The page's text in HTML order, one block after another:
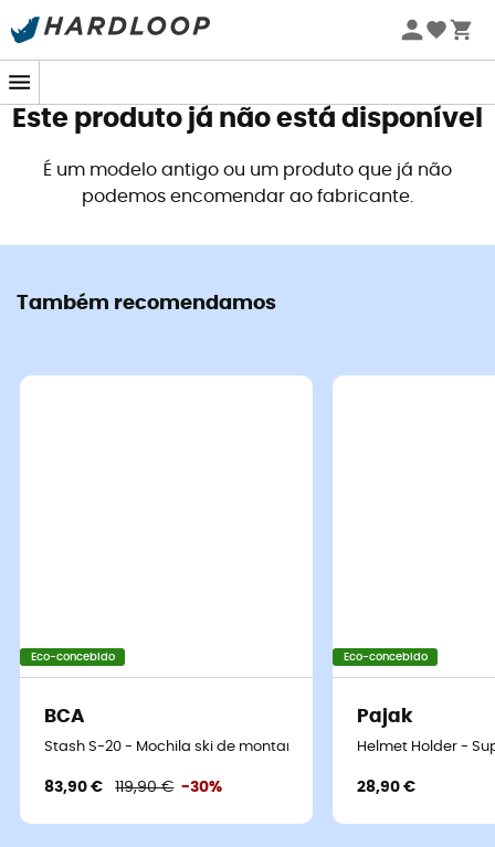
Promoções de verão 🔥 -5% EXTRA a partir de 2 produtos*
Este produto já não está disponível
É um modelo antigo ou um produto que já não
podemos encomendar ao fabricante.
Também recomendamos
Eco-concebido
BCA
Stash S-20 - Mochila ski de montanha
83,90 € 119,90 € -30%
Eco-concebido
Pajak
Helmet Holder -
28,90 €